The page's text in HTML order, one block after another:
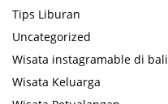
Tips Liburan
Uncategorized
Wisata instagramable di bali
Wisata Keluarga